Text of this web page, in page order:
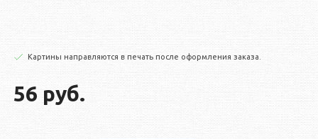
Картины направляются в печать после оформления заказа.
56 руб.